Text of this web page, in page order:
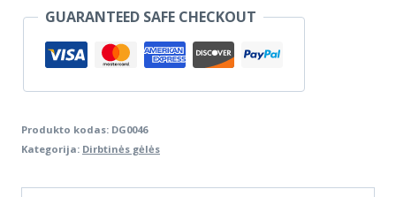
GUARANTEED SAFE CHECKOUT
Produkto kodas: DG0046
Kategorija: Dirbtinės gėlės